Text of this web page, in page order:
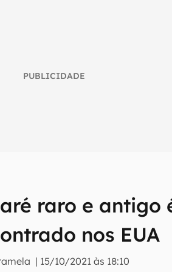
PUBLICIDADE
raro e antigo
nos EUA
| 15/10/2021 às 18:10
tech!
notícias e reviews sobre tecnologia